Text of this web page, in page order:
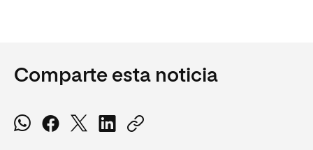
Comparte esta noticia